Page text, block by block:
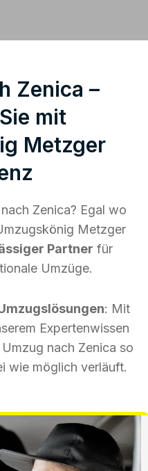
Zenica –
mit
Metzger
Zenica? Egal wo
Metzger
Partner für
Umzüge.
: Mit
Expertenwissen
nach Zenica so
wie möglich verläuft.